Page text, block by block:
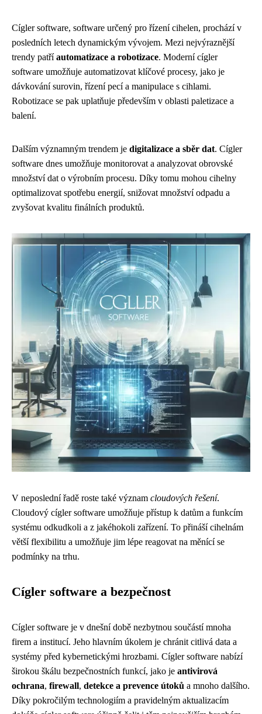
Cígler software, software určený pro řízení cihelen, prochází v
posledních letech dynamickým vývojem. Mezi nejvýraznější
trendy patříautomatizace a robotizace. Moderní cígler
software umožňuje automatizovat klíčové procesy, jako je
dávkování surovin, řízení pecí a manipulace s cihlami.
Robotizace se pak uplatňuje především v oblasti paletizace a
balení.
Dalším významným trendem je digitalizace a sběr dat. Cígler
software dnes umožňuje monitorovat a analyzovat obrovské
množství dat o výrobním procesu. Díky tomu mohou cihelny
optimalizovat spotřebu energií, snižovat množství odpadu a
zvyšovat kvalitu finálních produktů.
V neposlední řadě roste také význam cloudových řešení.
Cloudový cígler software umožňuje přístup k datům a funkcím
systému odkudkoli a z jakéhokoli zařízení. To přináší cihelnám
větší flexibilitu a umožňuje jim lépe reagovat na měnící se
podmínky na trhu.
Cígler software a bezpečnost
Cígler software je v dnešní době nezbytnou součástí mnoha
firem a institucí. Jeho hlavním úkolem je chránit citlivá data a
systémy před kybernetickými hrozbami. Cígler software nabízí
širokou škálu bezpečnostních funkcí, jako je antivirová
ochrana, firewall, detekce a prevence útoků a mnoho dalšího.
Díky pokročilým technologiím a pravidelným aktualizacím